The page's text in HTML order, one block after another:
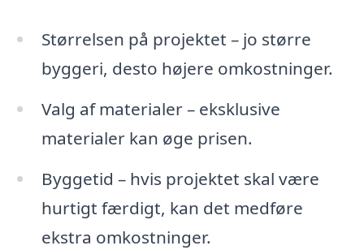
Størrelsen på projektet – jo større
byggeri, desto højere omkostninger.
Valg af materialer – eksklusive
materialer kan øge prisen.
Byggetid – hvis projektet skal være
hurtigt færdigt, kan det medføre
ekstra omkostninger.